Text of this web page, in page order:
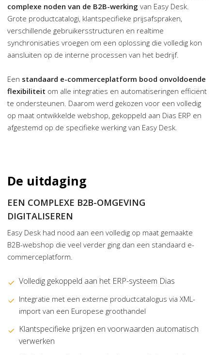
complexe noden van de B2B-werking van Easy Desk.
Grote productcatalogi, klantspecifieke prijsafspraken,
verschillende gebruikersstructuren en realtime
synchronisaties vroegen om een oplossing die volledig kon
aansluiten op de interne processen van het bedrijf.
Een standaard e-commerceplatform bood onvoldoende
flexibiliteit om alle integraties en automatiseringen efficiënt
te ondersteunen. Daarom werd gekozen voor een volledig
op maat ontwikkelde webshop, gekoppeld aan Dias ERP en
afgestemd op de specifieke werking van Easy Desk.
De uitdaging
EEN COMPLEXE B2B-OMGEVING
DIGITALISEREN
Easy Desk had nood aan een volledig op maat gemaakte
B2B-webshop die veel verder ging dan een standaard e-
commerceplatform.
Volledig gekoppeld aan het ERP-systeem Dias
Integratie met een externe productcatalogus via XML-
import van een Europese groothandel
Klantspecifieke prijzen en voorwaarden automatisch
verwerken